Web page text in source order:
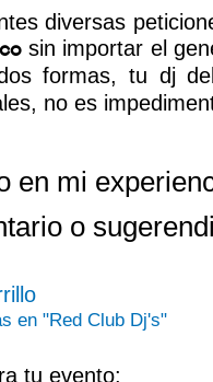
diversas
sin importar el
formas, tu dj
no es
en mi
o
en "Red Club Dj's"
tu evento: